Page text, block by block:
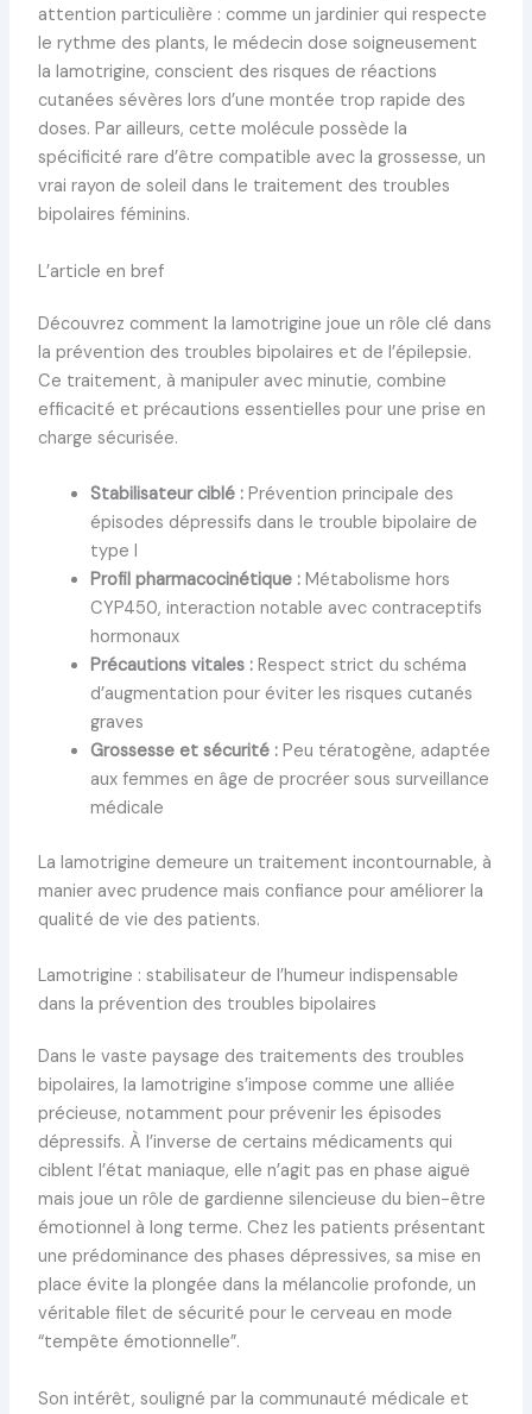
attention particulière : comme un jardinier qui respecte
le rythme des plants, le médecin dose soigneusement
la lamotrigine, conscient des risques de réactions
cutanées sévères lors d’une montée trop rapide des
doses. Par ailleurs, cette molécule possède la
spécificité rare d’être compatible avec la grossesse, un
vrai rayon de soleil dans le traitement des troubles
bipolaires féminins.
L’article en bref
Découvrez comment la lamotrigine joue un rôle clé dans
la prévention des troubles bipolaires et de l’épilepsie.
Ce traitement, à manipuler avec minutie, combine
efficacité et précautions essentielles pour une prise en
charge sécurisée.
Stabilisateur ciblé :Prévention principale des
épisodes dépressifs dans le trouble bipolaire de
type I
Profil pharmacocinétique :Métabolisme hors
CYP450, interaction notable avec contraceptifs
hormonaux
Précautions vitales :Respect strict du schéma
d’augmentation pour éviter les risques cutanés
graves
Grossesse et sécurité :Peu tératogène, adaptée
aux femmes en âge de procréer sous surveillance
médicale
La lamotrigine demeure un traitement incontournable, à
manier avec prudence mais confiance pour améliorer la
qualité de vie des patients.
Lamotrigine : stabilisateur de l’humeur indispensable
dans la prévention des troubles bipolaires
Dans le vaste paysage des traitements des troubles
bipolaires, la lamotrigine s’impose comme une alliée
précieuse, notamment pour prévenir les épisodes
dépressifs. À l’inverse de certains médicaments qui
ciblent l’état maniaque, elle n’agit pas en phase aiguë
mais joue un rôle de gardienne silencieuse du bien-être
émotionnel à long terme. Chez les patients présentant
une prédominance des phases dépressives, sa mise en
place évite la plongée dans la mélancolie profonde, un
véritable filet de sécurité pour le cerveau en mode
“tempête émotionnelle”.
Son intérêt, souligné par la communauté médicale et